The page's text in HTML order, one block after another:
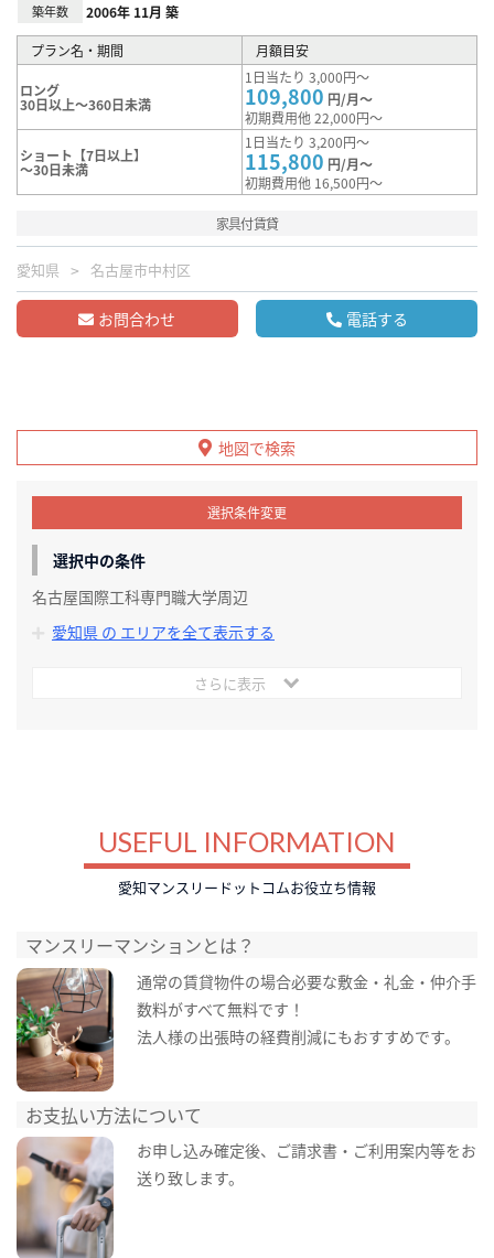
築年数 2006年 11月 築
プラン名・期間 月額目安
ロング
30日以上～360日未満
1日当たり 3,000円～
109,800 円/月～
初期費用他 22,000円～
ショート【7日以上】
～30日未満
1日当たり 3,200円～
115,800 円/月～
初期費用他 16,500円～
家具付賃貸
愛知県 名古屋市中村区
お問合わせ 電話する
地図で検索
選択条件変更
選択中の条件
名古屋国際工科専門職大学周辺
愛知県 の エリアを全て表示する
さらに表示
USEFUL INFORMATION
愛知マンスリードットコムお役立ち情報
マンスリーマンションとは？
通常の賃貸物件の場合必要な敷金・礼金・仲介手
数料がすべて無料です！
法人様の出張時の経費削減にもおすすめです。
お支払い方法について
お申し込み確定後、ご請求書・ご利用案内等をお
送り致します。